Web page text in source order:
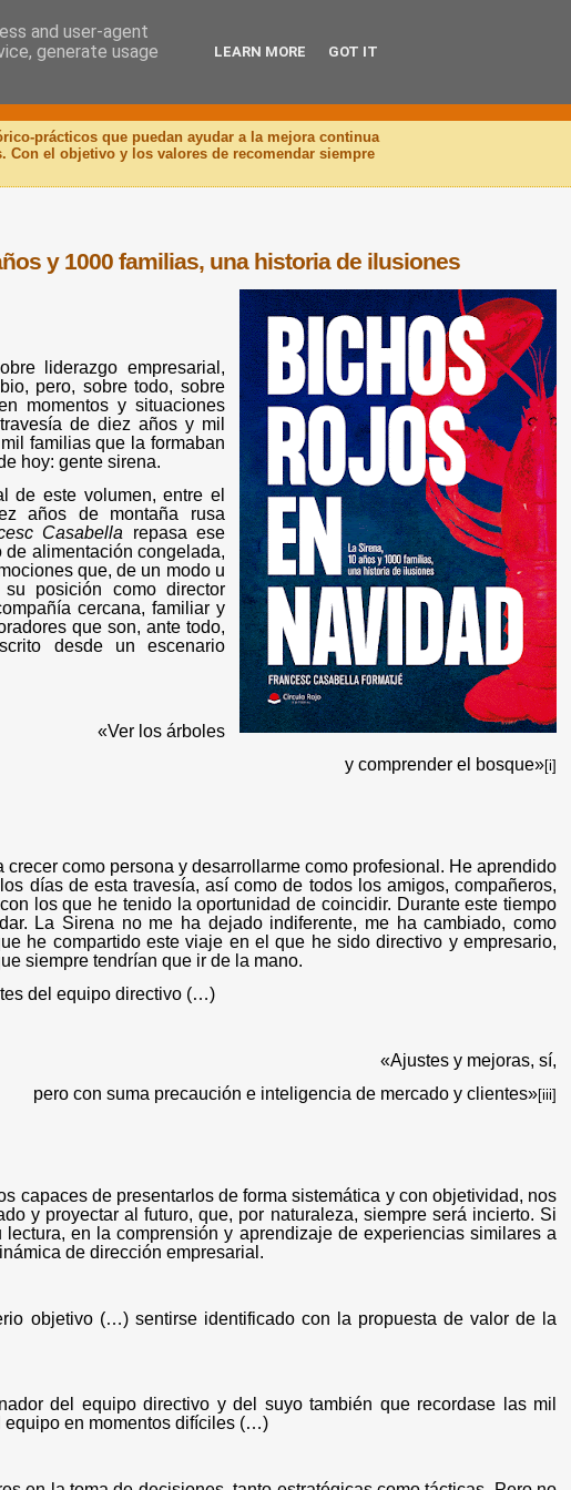
prácticos que puedan ayudar a la mejora continua
Con el objetivo y los valores de recomendar siempre
y 1000 familias, una historia de ilusiones
liderazgo empresarial,
pero, sobre todo, sobre
momentos y situaciones
de diez años y mil
familias que la formaban
hoy: gente sirena.
de este volumen, entre el
años de montaña rusa
Casabella repasa ese
alimentación congelada,
que, de un modo u
posición como director
cercana, familiar y
que son, ante todo,
desde un escenario
«Ver los árboles
y comprender el bosque»[i]
crecer como persona y desarrollarme como profesional. He aprendido
días de esta travesía, así como de todos los amigos, compañeros,
los que he tenido la oportunidad de coincidir. Durante este tiempo
La Sirena no me ha dejado indiferente, me ha cambiado, como
he compartido este viaje en el que he sido directivo y empresario,
siempre tendrían que ir de la mano.
del equipo directivo (…)
«Ajustes y mejoras, sí,
pero con suma precaución e inteligencia de mercado y clientes»[iii]
capaces de presentarlos de forma sistemática y con objetividad, nos
y proyectar al futuro, que, por naturaleza, siempre será incierto. Si
en la comprensión y aprendizaje de experiencias similares a
de dirección empresarial.
objetivo (…) sentirse identificado con la propuesta de valor de la
del equipo directivo y del suyo también que recordase las mil
equipo en momentos difíciles (…)
and user-agent
generate usage
LEARN MORE GOT IT